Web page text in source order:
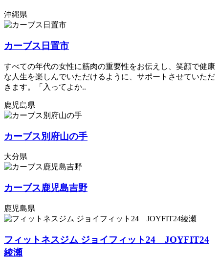
沖縄県
カーブス日置市
すべての年代の女性に筋肉の重要性をお伝えし、笑顔で健康
な人生を楽しんでいただけるように、サポートさせていただ
きます。「入ってよか..
鹿児島県
カーブス別府山の手
大分県
カーブス鹿児島吉野
鹿児島県
フィットネスジム ジョイフィット24 JOYFIT24
綾瀬